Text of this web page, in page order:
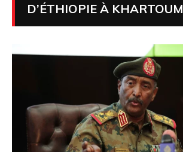
D’ÉTHIOPIE À KHARTOUM